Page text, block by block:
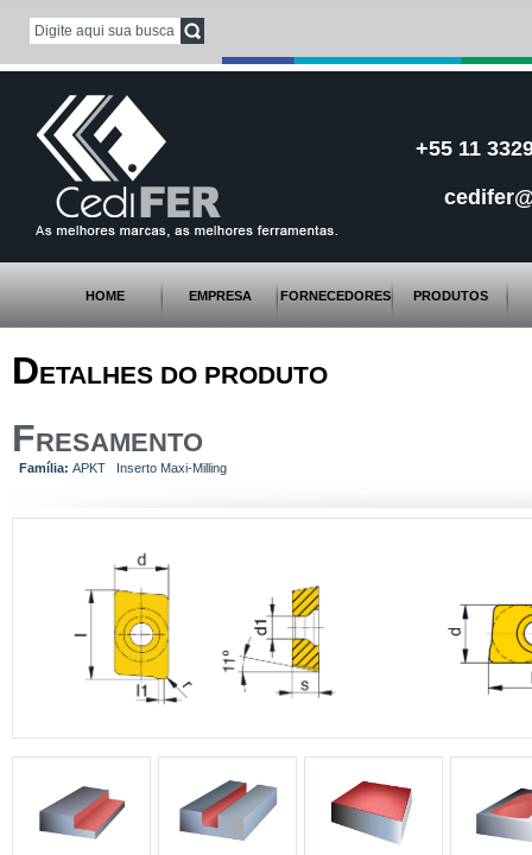
+55 11
HOME EMPRESA FORNECEDORES PRODUTOS
DETALHES DO PRODUTO
FRESAMENTO
Família: APKT Inserto Maxi-Milling